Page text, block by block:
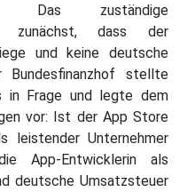
Das zuständige
zunächst, dass der
und keine deutsche
Bundesfinanzhof stellte
in Frage und legte dem
vor: Ist der App Store
leistender Unternehmer
App-Entwicklerin als
deutsche Umsatzsteuer